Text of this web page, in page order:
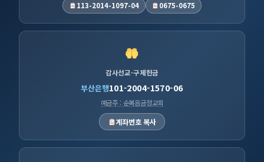
113-2014-1097-04
0675-0675
감사선교·구제헌금
부산은행101-2004-1570-06
예금주 : 순복음금정교회
계좌번호 복사